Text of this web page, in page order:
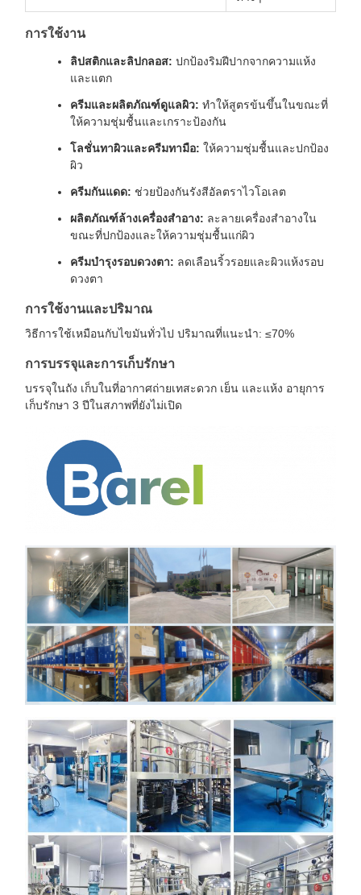
การใช้งาน
ลิปสติกและลิปกลอส: ปกป้องริมฝีปากจากความแห้ง
และแตก
ครีมและผลิตภัณฑ์ดูแลผิว: ทำให้สูตรข้นขึ้นในขณะที่
ให้ความชุ่มชื้นและเกราะป้องกัน
โลชั่นทาผิวและครีมทามือ: ให้ความชุ่มชื้นและปกป้อง
ผิว
ครีมกันแดด: ช่วยป้องกันรังสีอัลตราไวโอเลต
ผลิตภัณฑ์ล้างเครื่องสำอาง: ละลายเครื่องสำอางใน
ขณะที่ปกป้องและให้ความชุ่มชื้นแก่ผิว
ครีมบำรุงรอบดวงตา: ลดเลือนริ้วรอยและผิวแห้งรอบ
ดวงตา
การใช้งานและปริมาณ
วิธีการใช้เหมือนกับไขมันทั่วไป ปริมาณที่แนะนำ: ≤70%
การบรรจุและการเก็บรักษา
บรรจุในถัง เก็บในที่อากาศถ่ายเทสะดวก เย็น และแห้ง อายุการ
เก็บรักษา 3 ปีในสภาพที่ยังไม่เปิด